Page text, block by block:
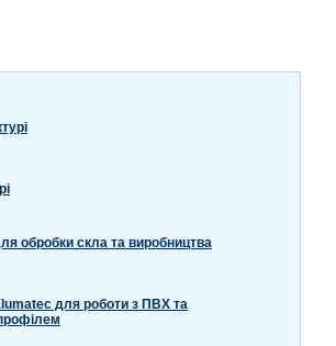
обробки скла та виробництва
для роботи з ПВХ та